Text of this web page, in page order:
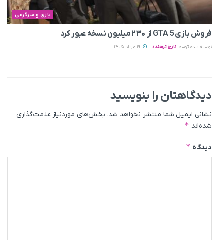
بازی و سرگرمی
فروش بازی GTA 5 از ۲۳۰ میلیون نسخه عبور کرد
نوشته شده توسط تارخ ترهنده
دیدگاهتان را بنویسید
نشانی ایمیل شما منتشر نخواهد شد. بخش‌های موردنیاز علامت‌گذاری
شده‌اند *
دیدگاه *